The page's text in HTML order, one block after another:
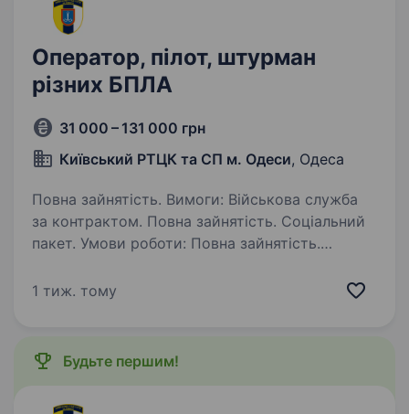
Оператор, пілот, штурман
різних БПЛА
31 000 – 131 000 грн
Київський РТЦК та СП м. Одеси, Одеса
Повна зайнятість. Вимоги: Військова служба
за контрактом. Повна зайнятість. Соціальний
пакет. Умови роботи: Повна зайнятість.
1 тиж. тому
Будьте першим!